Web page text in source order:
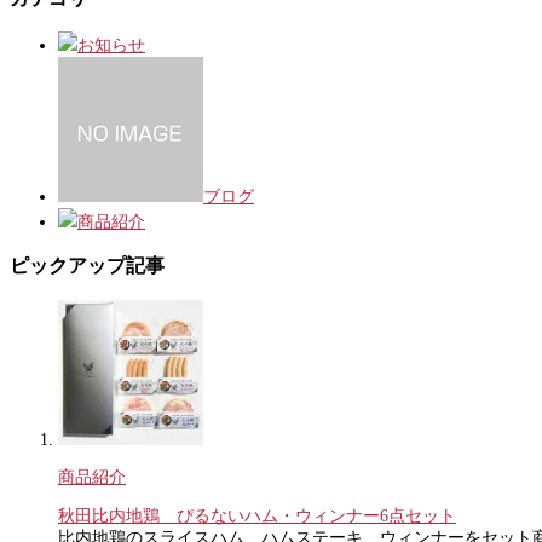
お知らせ
ブログ
商品紹介
ピックアップ記事
商品紹介
秋田比内地鶏 ぴるないハム・ウィンナー6点セット
比内地鶏のスライスハム、ハムステーキ、ウィンナーをセッ